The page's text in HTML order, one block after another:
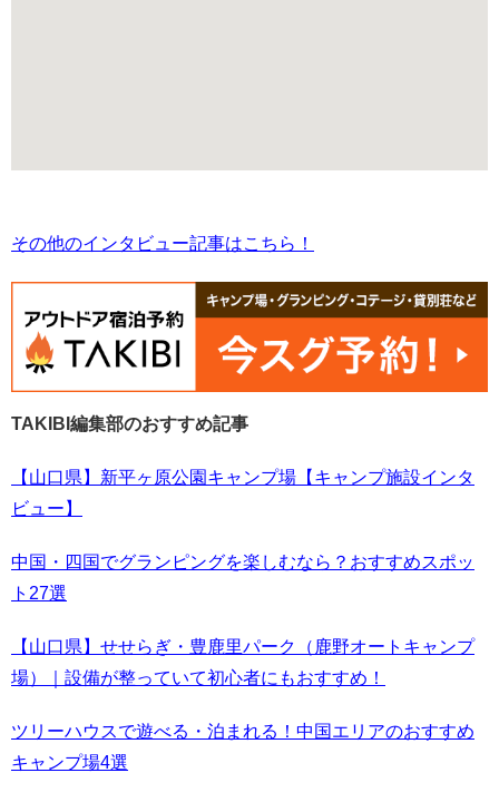
その他のインタビュー記事はこちら！
TAKIBI編集部のおすすめ記事
【山口県】新平ヶ原公園キャンプ場【キャンプ施設インタ
ビュー】
中国・四国でグランピングを楽しむなら？おすすめスポッ
ト27選
【山口県】せせらぎ・豊鹿里パーク（鹿野オートキャンプ
場）｜設備が整っていて初心者にもおすすめ！
ツリーハウスで遊べる・泊まれる！中国エリアのおすすめ
キャンプ場4選